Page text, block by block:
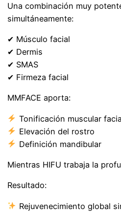
Una combinación muy
simultáneamente:
✔ Músculo facial
✔ Dermis
✔ SMAS
✔ Firmeza facial
MMFACE aporta:
Tonificación muscular
Elevación del rostro
Definición mandibular
Mientras HIFU trabaja la
Resultado:
Rejuvenecimiento global